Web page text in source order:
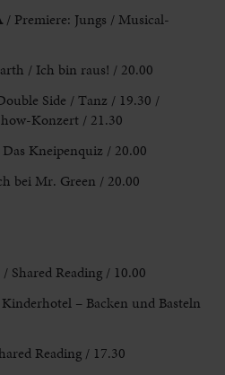
/ Premiere: Jungs / Musical-
/ Ichbin raus! / 20.00
Side / Tanz / 19.30 /
Konzert / 21.30
Kneipenquiz / 20.00
bei Mr. Green / 20.00
/ Shared Reading / 10.00
– Backen und Basteln
Reading / 17.30